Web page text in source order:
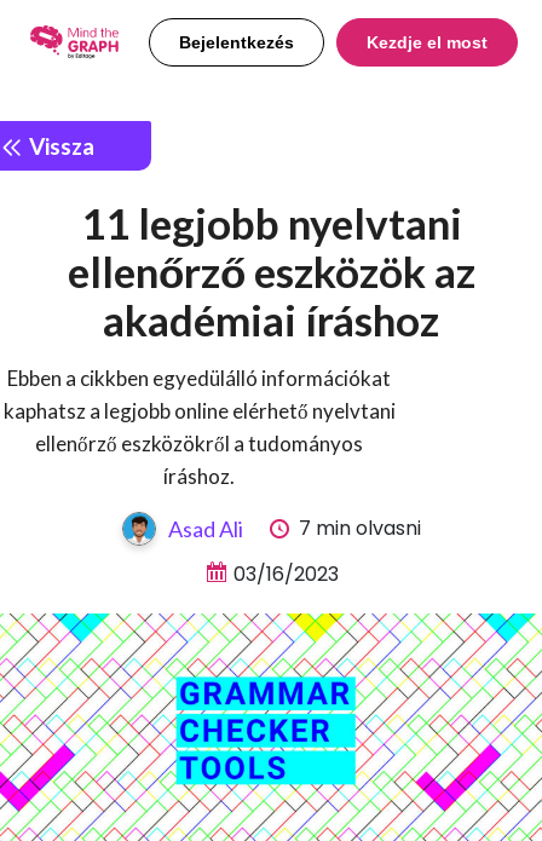
Bejelentkezés Kezdje el most
Vissza
11 legjobb nyelvtani
ellenőrző eszközök az
akadémiai íráshoz
Ebben a cikkben egyedülálló információkat
kaphatsz a legjobb online elérhető nyelvtani
ellenőrző eszközökről a tudományos
íráshoz.
Asad Ali
7 min olvasni
03/16/2023